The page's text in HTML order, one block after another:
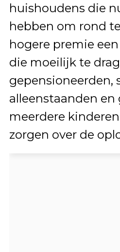
huishoudens die
hebben om rond
hogere premie
die moeilijk te
gepensioneerden,
alleenstaanden
meerdere
zorgen over de